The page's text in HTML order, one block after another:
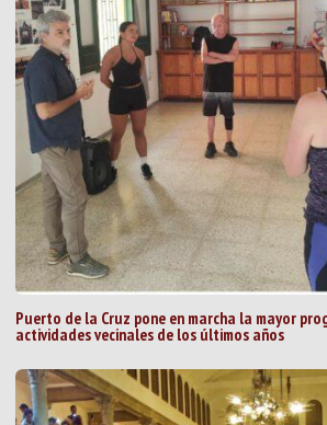
Puerto de la Cruz pone en marcha la mayor
actividades vecinales de los últimos años